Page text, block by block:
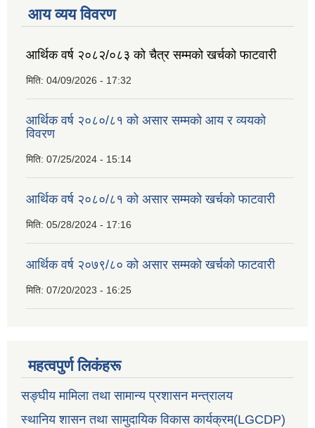
आय व्यय विवरण
आर्थिक वर्ष २०८२/०८३ को चैत्र सम्मको खर्चको फाटवारी
मिति: 04/09/2026 - 17:32
आर्थिक वर्ष २०८०/८१ को असार सम्मको आय र व्ययको
विवरण
मिति: 07/25/2024 - 15:14
आर्थिक वर्ष २०८०/८१ को असार सम्मको खर्चको फाटवारी
मिति: 05/28/2024 - 17:16
आर्थिक वर्ष २०७९/८० को असार सम्मको खर्चको फाटवारी
मिति: 07/20/2023 - 16:25
महत्वपुर्ण लिकंहरू
सङ्घीय मामिला तथा सामान्य प्रशासन मन्त्रालय
स्थानिय शासन तथा सामुदायिक विकास कार्यक्रम(LGCDP)